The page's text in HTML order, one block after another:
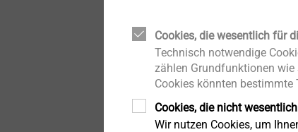
Auch dieser
teilweise ähneln:
Cookies, die wesentlich für
Technisch notwendige
zählen Grundfunktionen
Cookies könnten bestimmte
Cookies, die nicht
Wir nutzen Cookies, um